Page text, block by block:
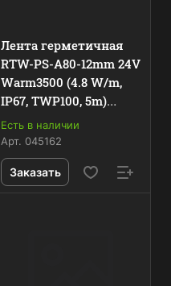
Лента герметичная
RTW-PS-A80-12mm 24V
Warm3500 (4.8 W/m,
IP67, TWP100, 5m)
(Arlight, -) 045162
Есть в наличии
Арт. 045162
Заказать